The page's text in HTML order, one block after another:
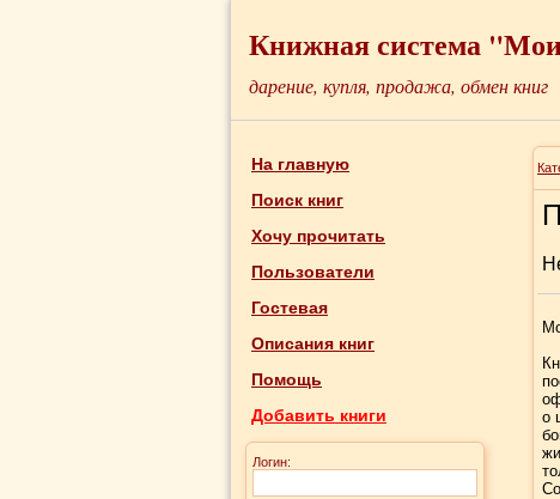
Книжная система
дарение, купля, продажа, обмен книг
На главную
Поиск книг
Хочу прочитать
Пользователи
Гостевая
Описания книг
Помощь
Добавить книги
Логин:
о